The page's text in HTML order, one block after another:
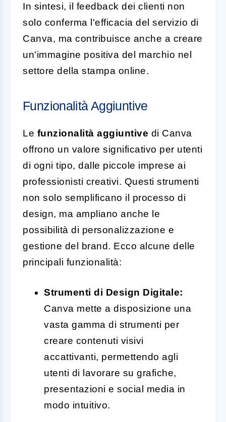
In sintesi, il feedback dei clienti non
solo conferma l'efficacia del servizio di
Canva, ma contribuisce anche a creare
un'immagine positiva del marchio nel
settore della stampa online.
Funzionalità Aggiuntive
Le funzionalità aggiuntive di Canva
offrono un valore significativo per utenti
di ogni tipo, dalle piccole imprese ai
professionisti creativi. Questi strumenti
non solo semplificano il processo di
design, ma ampliano anche le
possibilità di personalizzazione e
gestione del brand. Ecco alcune delle
principali funzionalità:
Strumenti di Design Digitale:
Canva mette a disposizione una
vasta gamma di strumenti per
creare contenuti visivi
accattivanti, permettendo agli
utenti di lavorare su grafiche,
presentazioni e social media in
modo intuitivo.